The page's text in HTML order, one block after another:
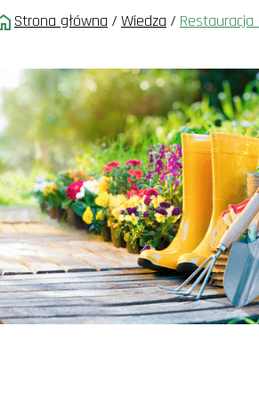
Strona główna / Wiedza /